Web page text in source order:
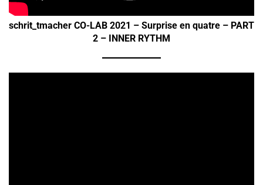
schrit_tmacher CO-LAB 2021 – Surprise en quatre – PART
2 – INNER RYTHM